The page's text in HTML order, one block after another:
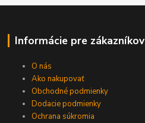
Informácie pre zákazníkov
O nás
Ako nakupovať
Obchodné podmienky
Dodacie podmienky
Ochrana súkromia